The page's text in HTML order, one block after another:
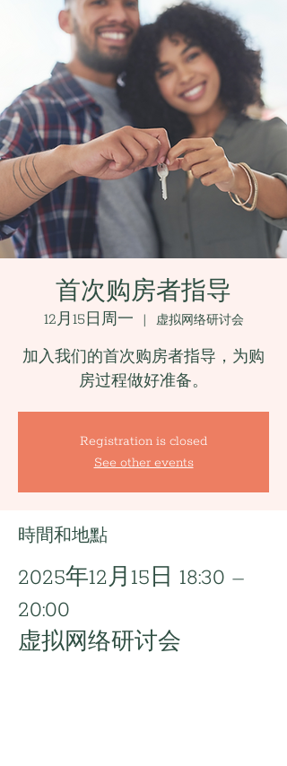
首次购房者指导
12月15日周一
  |
虚拟网络研讨会
加入我们的首次购房者指导，为购
房过程做好准备。
Registration is closed
See other events
時間和地點
2025年12月15日 18:30 –
20:00
虚拟网络研讨会